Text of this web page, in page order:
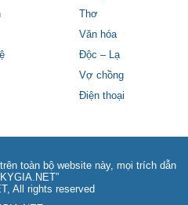
Thơ
Văn hóa
Độc – Lạ
Vợ chồng
Điện thoại
toàn bộ website này, mọi trích dẫn
All rights reserved